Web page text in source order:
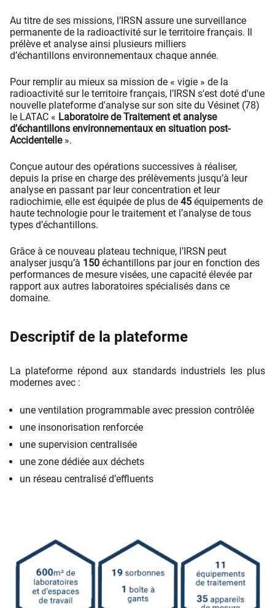
Au titre de ses missions, l’IRSN assure une surveillance
permanente de la radioactivité sur le territoire français. Il
prélève et analyse ainsi plusieurs milliers
d’échantillons environnementaux chaque année.
Pour remplir au mieux sa mission de « vigie » de la
radioactivité sur le territoire français, l’IRSN s'est doté d'une
nouvelle plateforme d'analyse sur son site du Vésinet (78)
le LATAC « Laboratoire de Traitement et analyse
d’échantillons environnementaux en situation post-
Accidentelle».
Conçue autour des opérations successives à réaliser,
depuis la prise en charge des prélèvements jusqu’à leur
analyse en passant par leur concentration et leur
radiochimie, elle est équipée de plus de 45 équipements de
haute technologie pour le traitement et l’analyse de tous
types d’échantillons.
Grâce à ce nouveau plateau technique, l’IRSN peut
analyser jusqu’à 150 échantillons par jour en fonction des
performances de mesure visées, une capacité élevée par
rapport aux autres laboratoires spécialisés dans ce
domaine.
Descriptif de la plateforme
La plateforme répond aux standards industriels les plus
modernes avec :
une ventilation programmable avec pression contrôlée
une insonorisation renforcée
une supervision centralisée
une zone dédiée aux déchets
un réseau centralisé d’eﬄuents